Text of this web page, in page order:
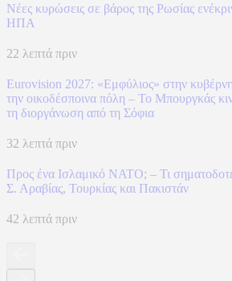
Νέες κυρώσεις σε βάρος της Ρωσίας
ΗΠΑ
22 λεπτά πριν
Eurovision 2027: «Εμφύλιος» στην
την οικοδέσποινα πόλη – Το Μπουργκάς
τη διοργάνωση από τη Σόφια
32 λεπτά πριν
Προς ένα Ισλαμικό ΝΑΤΟ; – Τι
Σ. Αραβίας, Τουρκίας και Πακιστάν
42 λεπτά πριν